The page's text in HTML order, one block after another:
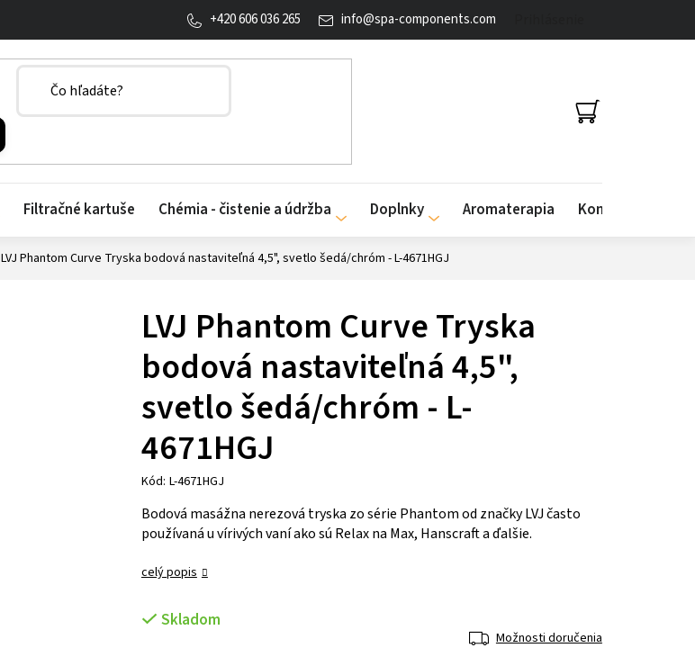
info@spa-components.com
+420 606 036 265
NÁKUPNÝ
KOŠÍK
Filtračné kartuše Chémia - čistenie a údržba Doplnky Aromaterapia Kontakty
LVJ Phantom Curve Tryska bodová nastaviteľná 4,5", svetlo šedá/chróm - L-4671HGJ
LVJ Phantom Curve Tryska
bodová nastaviteľná 4,5",
svetlo šedá/chróm - L-
4671HGJ
Kód: L-4671HGJ
Bodová masážna nerezová tryska zo série Phantom od značky LVJ často
používaná u vírivých vaní ako sú Relax na Max, Hanscraft a ďalšie.
celý popis
Skladom
Možnosti doručenia